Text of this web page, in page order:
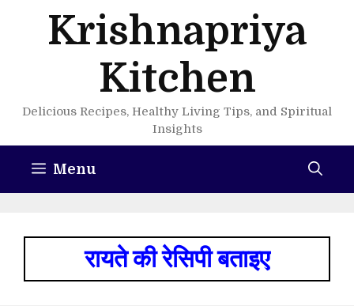
Krishnapriya
Kitchen
Delicious Recipes, Healthy Living Tips, and Spiritual
Insights
Menu
रायते की रेसिपी बताइए